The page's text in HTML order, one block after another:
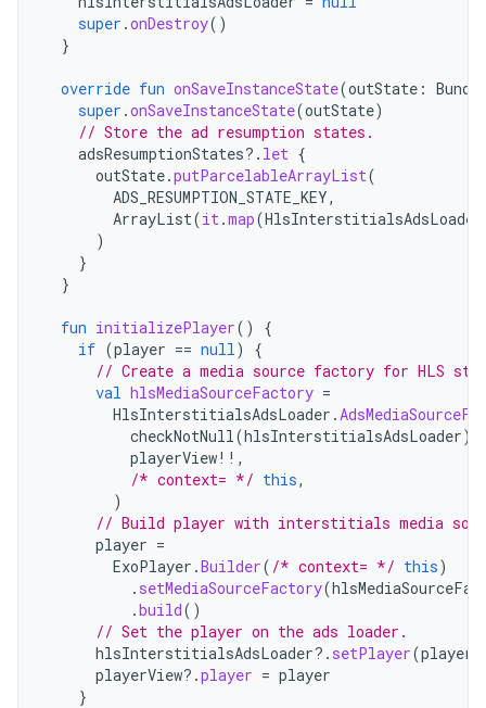
super .onDestroy()
}
override fun onSaveInstanceState(outState :
super .onSaveInstanceState(outState)
// Store the ad resumption states.
adsResumptionStates?. let {
outState.putParcelableArrayList(
ADS_RESUMPTION_STATE_KEY,
ArrayList(it.map(HlsInterstitialsAdsLoader
)
}
}
fun initializePlayer()
{
if (player == null)
{
// Create a media source factory for HLS
val hlsMediaSourceFactory =
HlsInterstitialsAdsLoader .
checkNotNull(hlsInterstitialsAdsLoader),
playerView!! ,
/* context= */ this,
)
// Build player with interstitials media
player =
ExoPlayer .Builder( /* context= */ this)
. setMediaSourceFactory(
.build()
// Set the player on the ads loader.
hlsInterstitialsAdsLoader?. setPlayer(player
playerView?.player = player
}